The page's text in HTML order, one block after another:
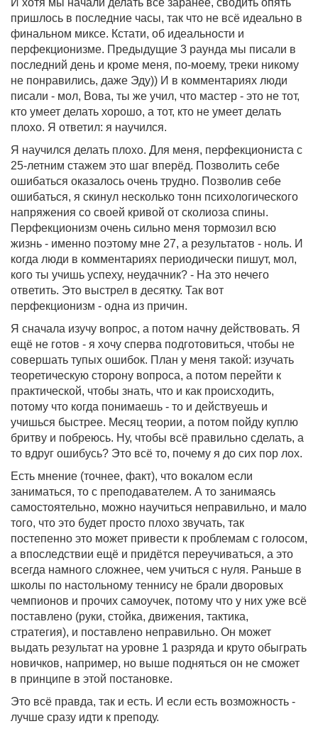
И хотя мы начали делать всё заранее, сводить опять
пришлось в последние часы, так что не всё идеально в
финальном миксе. Кстати, об идеальности и
перфекционизме. Предыдущие 3 раунда мы писали в
последний день и кроме меня, по-моему, треки никому
не понравились, даже Эду)) И в комментариях люди
писали - мол, Вова, ты же учил, что мастер - это не тот,
кто умеет делать хорошо, а тот, кто не умеет делать
плохо. Я ответил: я научился.
Я научился делать плохо. Для меня, перфекциониста с
25-летним стажем это шаг вперёд. Позволить себе
ошибаться оказалось очень трудно. Позволив себе
ошибаться, я скинул несколько тонн психологического
напряжения со своей кривой от сколиоза спины.
Перфекционизм очень сильно меня тормозил всю
жизнь - именно поэтому мне 27, а результатов - ноль. И
когда люди в комментариях периодически пишут, мол,
кого ты учишь успеху, неудачник? - На это нечего
ответить. Это выстрел в десятку. Так вот
перфекционизм - одна из причин.
Я сначала изучу вопрос, а потом начну действовать. Я
ещё не готов - я хочу сперва подготовиться, чтобы не
совершать тупых ошибок. План у меня такой: изучать
теоретическую сторону вопроса, а потом перейти к
практической, чтобы знать, что и как происходить,
потому что когда понимаешь - то и действуешь и
учишься быстрее. Месяц теории, а потом пойду куплю
бритву и побреюсь. Ну, чтобы всё правильно сделать, а
то вдруг ошибусь? Это всё то, почему я до сих пор лох.
Есть мнение (точнее, факт), что вокалом если
заниматься, то с преподавателем. А то занимаясь
самостоятельно, можно научиться неправильно, и мало
того, что это будет просто плохо звучать, так
постепенно это может привести к проблемам с голосом,
а впоследствии ещё и придётся переучиваться, а это
всегда намного сложнее, чем учиться с нуля. Раньше в
школы по настольному теннису не брали дворовых
чемпионов и прочих самоучек, потому что у них уже всё
поставлено (руки, стойка, движения, тактика,
стратегия), и поставлено неправильно. Он может
выдать результат на уровне 1 разряда и круто обыграть
новичков, например, но выше подняться он не сможет
в принципе в этой постановке.
Это всё правда, так и есть. И если есть возможность -
лучше сразу идти к преподу.